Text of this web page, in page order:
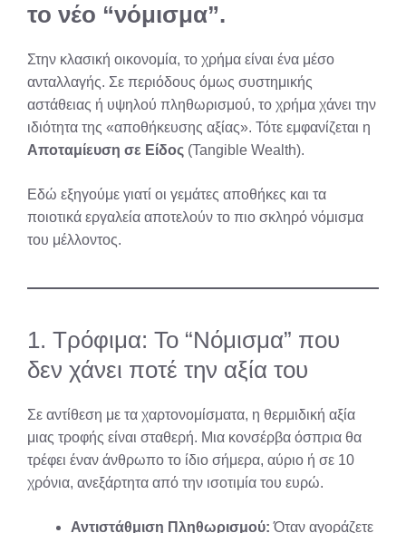
το νέο “νόμισμα”.
Στην κλασική οικονομία, το χρήμα είναι ένα μέσο
ανταλλαγής. Σε περιόδους όμως συστημικής
αστάθειας ή υψηλού πληθωρισμού, το χρήμα χάνει την
ιδιότητα της «αποθήκευσης αξίας». Τότε εμφανίζεται η
Αποταμίευση σε Είδος (Tangible Wealth).
Εδώ εξηγούμε γιατί οι γεμάτες αποθήκες και τα
ποιοτικά εργαλεία αποτελούν το πιο σκληρό νόμισμα
του μέλλοντος.
1. Τρόφιμα: Το “Νόμισμα” που
δεν χάνει ποτέ την αξία του
Σε αντίθεση με τα χαρτονομίσματα, η θερμιδική αξία
μιας τροφής είναι σταθερή. Μια κονσέρβα όσπρια θα
τρέφει έναν άνθρωπο το ίδιο σήμερα, αύριο ή σε 10
χρόνια, ανεξάρτητα από την ισοτιμία του ευρώ.
Αντιστάθμιση Πληθωρισμού: Όταν αγοράζετε